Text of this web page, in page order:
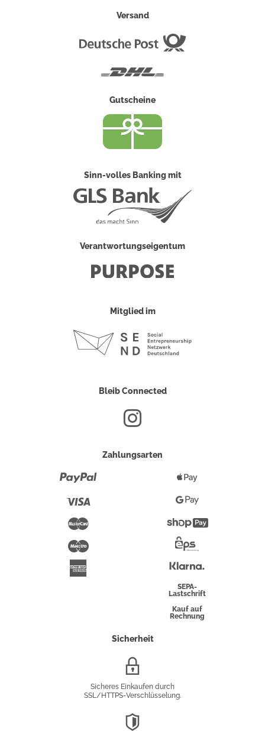
Versand
Gutscheine
Sinn-volles Banking mit
Verantwortungseigentum
Mitglied im
Bleib Connected
Zahlungsarten
Maestro
Pay
Google
Pay
Überweisung
SEPA-
Lastschrift
Kauf auf
Rechnung
Sicherheit
Sicheres Einkaufen durch
SSL/HTTPS-Verschlüsselung.